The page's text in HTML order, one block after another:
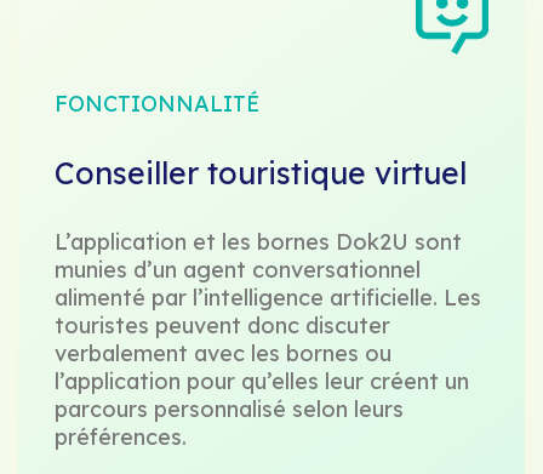
FONCTIONNALITÉ
Conseiller touristique virtuel
L’application et les bornes Dok2U sont
munies d’un agent conversationnel
alimenté par l’intelligence artificielle. Les
touristes peuvent donc discuter
verbalement avec les bornes ou
l’application pour qu’elles leur créent un
parcours personnalisé selon leurs
préférences.